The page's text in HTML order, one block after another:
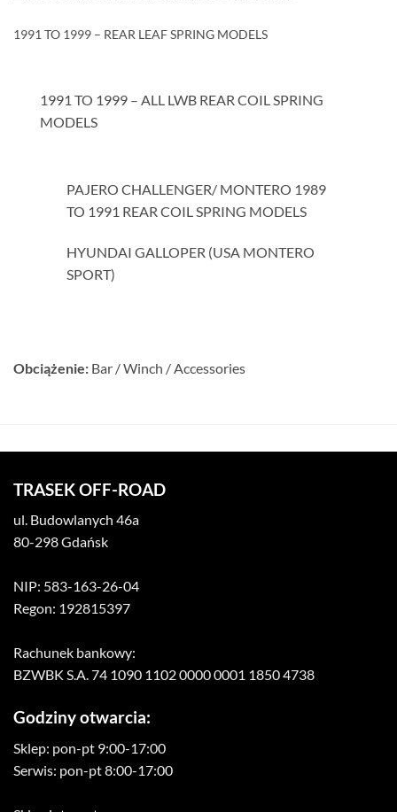
1991 TO 1999 – REAR LEAF SPRING MODELS
1991 TO 1999 – ALL LWB REAR COIL SPRING
MODELS
PAJERO CHALLENGER/ MONTERO 1989
TO 1991 REAR COIL SPRING MODELS
HYUNDAI GALLOPER (USA MONTERO
SPORT)
Obciążenie: Bar / Winch / Accessories
TRASEK OFF-ROAD
ul. Budowlanych 46a
80-298 Gdańsk
NIP: 583-163-26-04
Regon: 192815397
Rachunek bankowy:
BZWBK S.A. 74 1090 1102 0000 0001 1850 4738
Godziny otwarcia:
Sklep: pon-pt 9:00-17:00
Serwis: pon-pt 8:00-17:00